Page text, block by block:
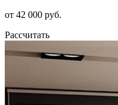
от 42 000 руб.
Рассчитать